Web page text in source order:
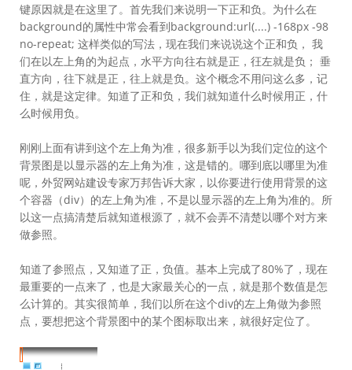
键原因就是在这里了。首先我们来说明一下正和负。为什么在
background的属性中常会看到background:url(....) -168px -98
no-repeat; 这样类似的写法，现在我们来说说这个正和负， 我
们在以左上角的为起点，水平方向往右就是正，彺左就是负； 垂
直方向，往下就是正，往上就是负。这个概念不用问这么多，记
住，就是这定律。知道了正和负，我们就知道什么时候用正，什
么时候用负。
刚刚上面有讲到这个左上角为准，很多新手以为我们定位的这个
背景图是以显示器的左上角为准，这是错的。哪到底以哪里为准
呢，外贸网站建设专家万邦告诉大家，以你要进行使用背景的这
个容器（div）的左上角为准，不是以显示器的左上角为准的。所
以这一点搞清楚后就知道根源了，就不会弄不清楚以哪个对方来
做参照。
知道了参照点，又知道了正，负值。基本上完成了80%了，现在
最重要的一点来了，也是大家最关心的一点，就是那个数值是怎
么计算的。其实很简单，我们以所在这个div的左上角做为参照
点，要想把这个背景图中的某个图标取出来，就很好定位了。